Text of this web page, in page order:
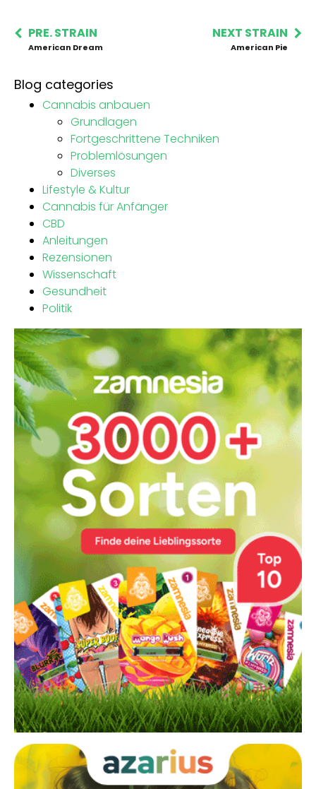
PRE. STRAIN
American Dream
NEXT STRAIN
American Pie
Blog categories
Cannabis anbauen
Grundlagen
Fortgeschrittene Techniken
Problemlösungen
Diverses
Lifestyle & Kultur
Cannabis für Anfänger
CBD
Anleitungen
Rezensionen
Wissenschaft
Gesundheit
Politik